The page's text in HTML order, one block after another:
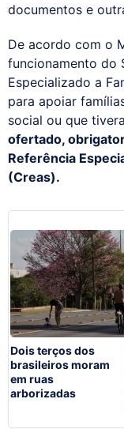
documentos e
De acordo com o
funcionamento do
Especializado a
para apoiar
social ou que
ofertado,
Referência
(Creas).
Dois terços dos
brasileiros moram
em ruas
arborizadas